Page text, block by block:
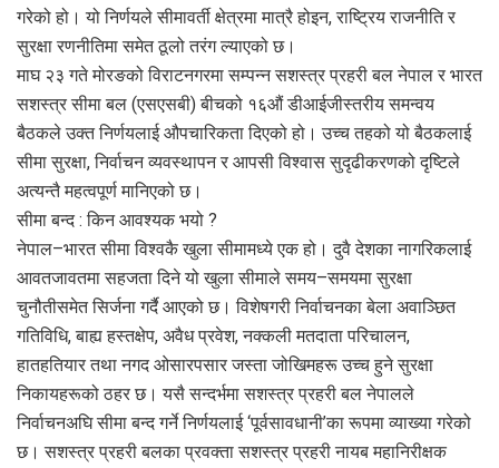
गरेको हो। यो निर्णयले सीमावर्ती क्षेत्रमा मात्रै होइन, राष्ट्रिय राजनीति र
सुरक्षा रणनीतिमा समेत ठूलो तरंग ल्याएको छ।
माघ २३ गते मोरङको विराटनगरमा सम्पन्न सशस्त्र प्रहरी बल नेपाल र भारत
सशस्त्र सीमा बल (एसएसबी) बीचको १६औं डीआईजीस्तरीय समन्वय
बैठकले उक्त निर्णयलाई औपचारिकता दिएको हो। उच्च तहको यो बैठकलाई
सीमा सुरक्षा, निर्वाचन व्यवस्थापन र आपसी विश्वास सुदृढीकरणको दृष्टिले
अत्यन्तै महत्वपूर्ण मानिएको छ।
सीमा बन्द : किन आवश्यक भयो ?
नेपाल–भारत सीमा विश्वकै खुला सीमामध्ये एक हो। दुवै देशका नागरिकलाई
आवतजावतमा सहजता दिने यो खुला सीमाले समय–समयमा सुरक्षा
चुनौतीसमेत सिर्जना गर्दै आएको छ। विशेषगरी निर्वाचनका बेला अवाञ्छित
गतिविधि, बाह्य हस्तक्षेप, अवैध प्रवेश, नक्कली मतदाता परिचालन,
हातहतियार तथा नगद ओसारपसार जस्ता जोखिमहरू उच्च हुने सुरक्षा
निकायहरूको ठहर छ। यसै सन्दर्भमा सशस्त्र प्रहरी बल नेपालले
निर्वाचनअघि सीमा बन्द गर्ने निर्णयलाई ‘पूर्वसावधानी’का रूपमा व्याख्या गरेको
छ। सशस्त्र प्रहरी बलका प्रवक्ता सशस्त्र प्रहरी नायब महानिरीक्षक